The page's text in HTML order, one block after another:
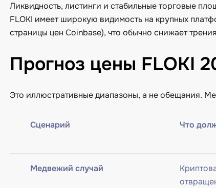
Ликвидность, листинги и стабильные торговые
FLOKI имеет широкую видимость на крупных
страницы цен Coinbase), что обычно снижает
Прогноз цены FLOKI
Это иллюстративные диапазоны, а не обещания.
Сценарий Что
Медвежий случай